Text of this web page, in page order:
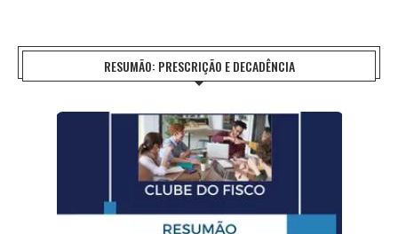
RESUMÃO: PRESCRIÇÃO E DECADÊNCIA